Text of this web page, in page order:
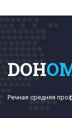
DOH
Речная средняя